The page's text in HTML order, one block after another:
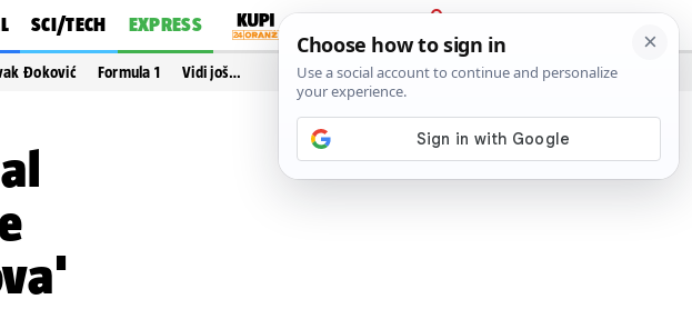
SCI/TECH EXPRESS
PRIJAVA
Đoković Formula 1 Vidi još…